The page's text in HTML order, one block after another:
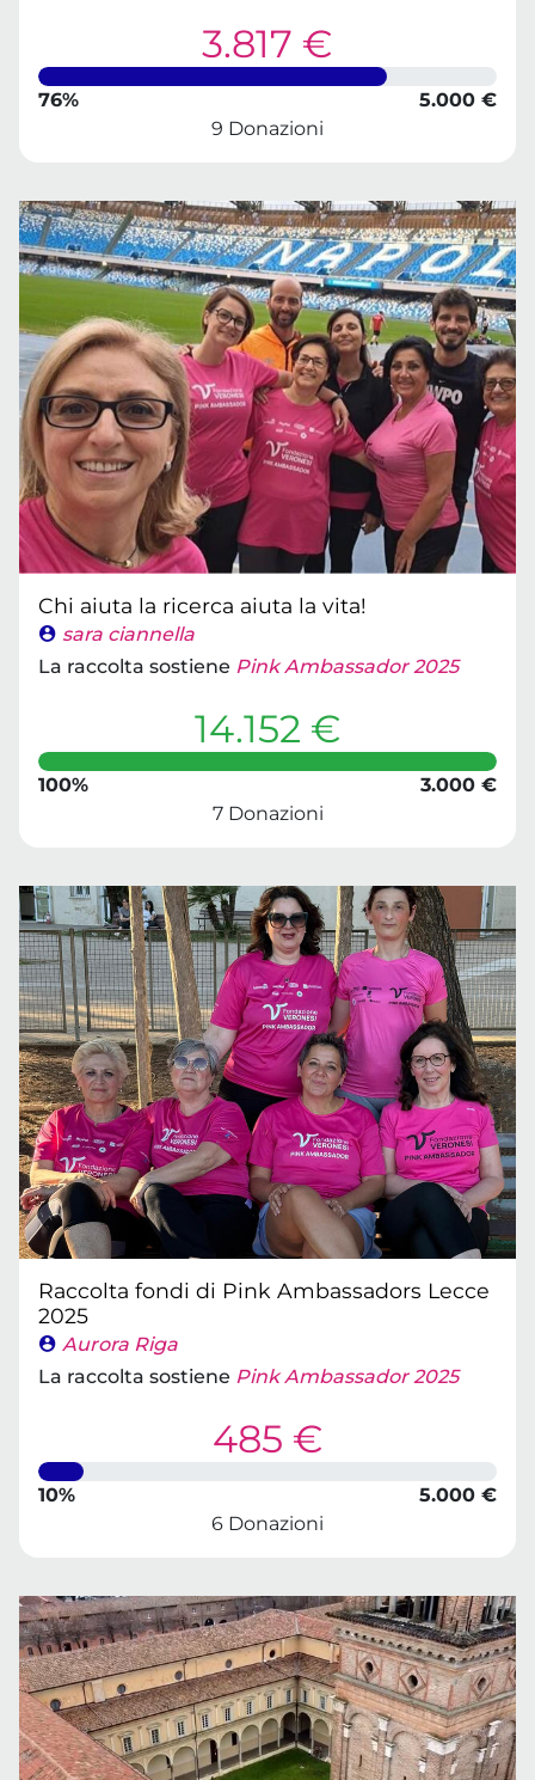
3.817 €
76%
5.000 €
9 Donazioni
Chi aiuta la ricerca aiuta la vita!
sara ciannella
La raccolta sostiene Pink Ambassador 2025
14.152 €
100%
3.000 €
7 Donazioni
Raccolta fondi di Pink Ambassadors Lecce
2025
Aurora Riga
La raccolta sostiene Pink Ambassador 2025
485 €
10%
5.000 €
6 Donazioni